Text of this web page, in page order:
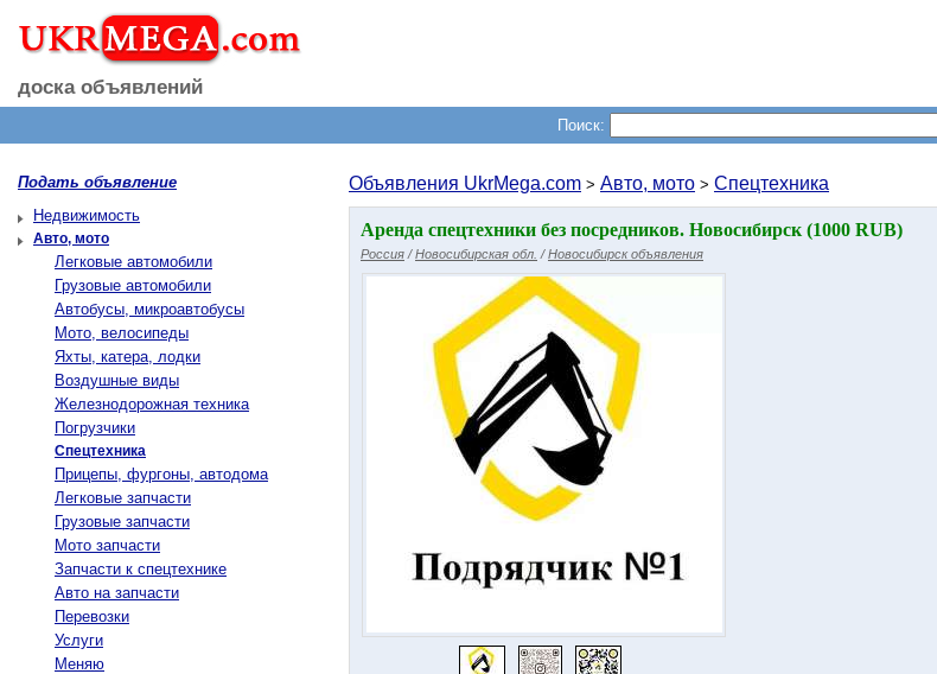
доска объявлений
Поиск:
Подать объявление
Недвижимость
Авто, мото
Легковые автомобили
Грузовые автомобили
Автобусы, микроавтобусы
Мото, велосипеды
Яхты, катера, лодки
Воздушные виды
Железнодорожная техника
Погрузчики
Спецтехника
Прицепы, фургоны, автодома
Легковые запчасти
Грузовые запчасти
Мото запчасти
Запчасти к спецтехнике
Авто на запчасти
Перевозки
Услуги
Меняю
Объявления UkrMega.com > Авто, мото > Спецтехника
Аренда спецтехники без посредников. Новосибирск (1000 RUB)
Россия /Новосибирская обл. /Новосибирск объявления